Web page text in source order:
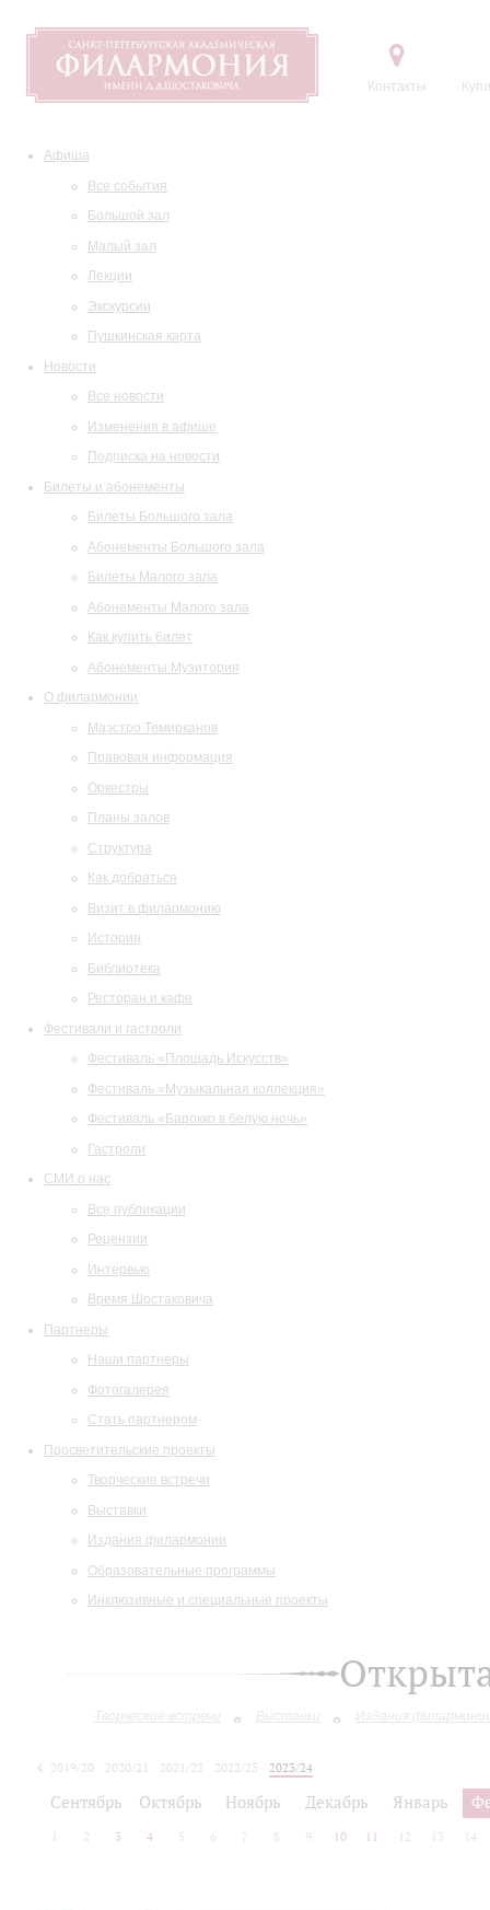
Контакты
Афиша
Все события
Большой зал
Малый зал
Лекции
Экскурсии
Пушкинская карта
Новости
Все новости
Изменения в афише
Подписка на новости
Билеты и абонементы
Билеты Большого зала
Абонементы Большого зала
Билеты Малого зала
Абонементы Малого зала
Как купить билет
Абонементы Музитория
О филармонии
Маэстро Темирканов
Правовая информация
Оркестры
Планы залов
Структура
Как добраться
Визит в филармонию
История
Библиотека
Ресторан и кафе
Фестивали и гастроли
Фестиваль «Площадь Искусств»
Фестиваль «Музыкальная коллекция»
Фестиваль «Барокко в белую ночь»
Гастроли
СМИ о нас
Все публикации
Рецензии
Интервью
Время Шостаковича
Партнеры
Наши партнеры
Фотогалерея
Стать партнером
Просветительские проекты
Творческие встречи
Выставки
Издания филармонии
Образовательные программы
Инклюзивные и специальные проекты
Творческие встречи Выставки Издания
2019/20 2020/21 2021/22 2022/23
2023/24
Сентябрь Октябрь Ноябрь Декабрь Январь
2 3 4 5 6 7 8 9 10 11 12 13 14